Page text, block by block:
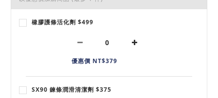
橡膠護條活化劑 $499
優惠價 NT$379
SX90 鍊條潤滑清潔劑 $375